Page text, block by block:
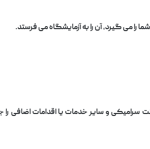
را می گیرد، آن را به آزمایشگاه می فرستد.
و سایر خدمات یا اقدامات اضافی را